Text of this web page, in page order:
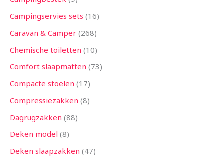
Campingservies sets 16
Caravan & Camper 268
Chemische toiletten 10
Comfort slaapmatten 73
Compacte stoelen 17
Compressiezakken 8
Dagrugzakken 88
Deken model 8
Deken slaapzakken 47